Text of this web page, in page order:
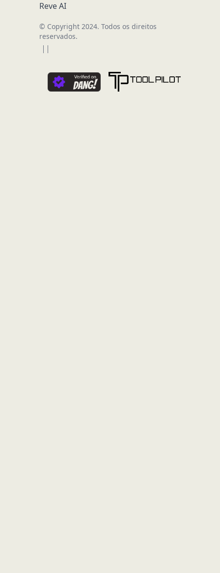
Reve AI
© Copyright 2024. Todos os direitos
reservados.